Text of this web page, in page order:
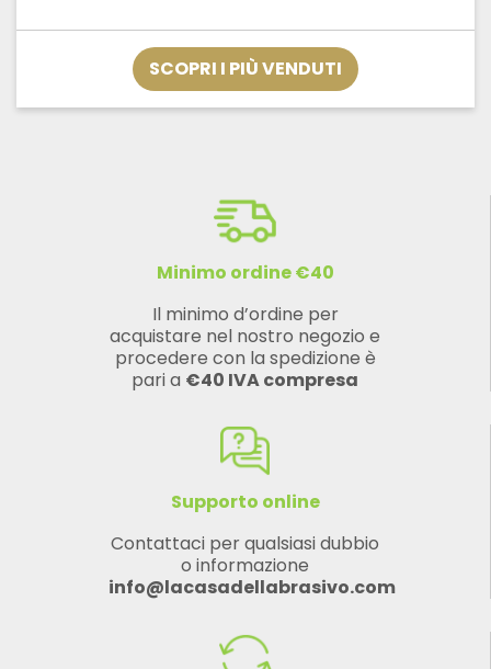
SCOPRI I PIÙ VENDUTI
Minimo ordine €40
Il minimo d’ordine per
acquistare nel nostro negozio e
procedere con la spedizione è
pari a €40 IVA compresa
Supporto online
Contattaci per qualsiasi dubbio
o informazione
info@lacasadellabrasivo.com